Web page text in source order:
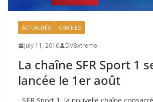
ACTUALITÉS CHAÎNES
July 11, 2016 DVBxtreme
La chaîne SFR Sport 1
lancée le 1er août